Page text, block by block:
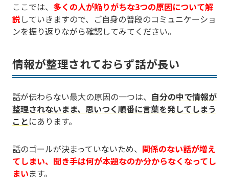
ここでは、 多くの人が陥りがちな3つの原因について解
説していきますので、ご自身の普段のコミュニケーショ
ンを振り返りながら確認してみてください。
情報が整理されておらず話が長い
話が伝わらない最大の原因の一つは、 自分の中で情報が
整理されないまま、思いつく順番に言葉を発してしまう
ことにあります。
話のゴールが決まっていないため、 関係のない話が増え
てしまい、聞き手は何が本題なのか分からなくなってし
まいます。